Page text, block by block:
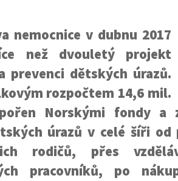
nemocnice v dubnu 2017
než dvouletý projekt
prevenci dětských úrazů.
rozpočtem 14,6 mil.
Norskými fondy a
úrazů v celé šíři
rodičů, přes
pracovníků, po